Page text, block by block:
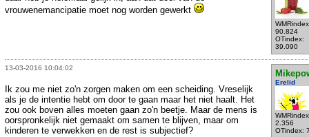
90.824
OTindex:
39.090
vrouwenemancipatie moet nog worden gewerkt
13-03-2016 10:04:02
Erelid
2.356
OTindex:
Ik zou me niet zo'n zorgen maken om een scheiding. Vreselijk
als je de intentie hebt om door te gaan maar het niet haalt. Het
zou ook boven alles moeten gaan zo'n beetje. Maar de mens is
oorspronkelijk niet gemaakt om samen te blijven, maar om
kinderen te verwekken en de rest is subjectief?